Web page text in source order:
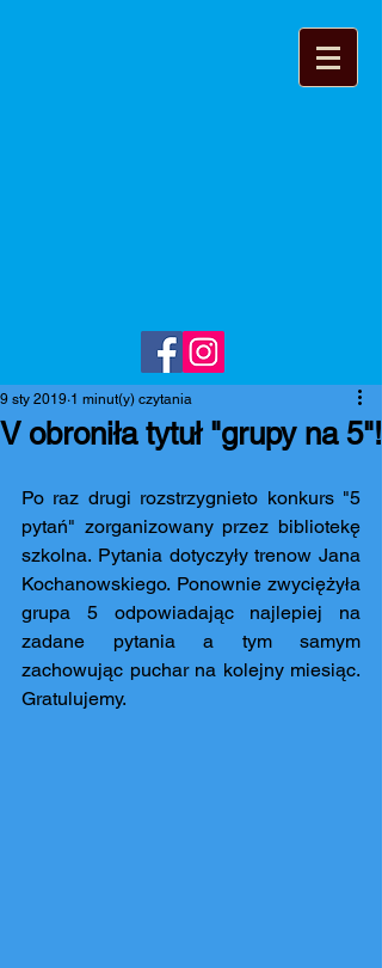
V obroniła tytuł "grupy na 5"!
9 sty 2019 1 minut(y) czytania
Po raz drugi rozstrzygnieto konkurs "5
pytań" zorganizowany przez bibliotekę
szkolna. Pytania dotyczyły trenow Jana
Kochanowskiego. Ponownie zwyciężyła
grupa 5 odpowiadając najlepiej na
zadane pytania a tym samym
zachowując puchar na kolejny miesiąc.
Gratulujemy.